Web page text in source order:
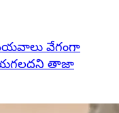
వేగంగా
తాజా